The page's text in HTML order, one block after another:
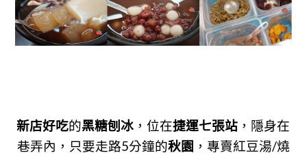
新店好吃的黑糖刨冰 ，位在捷運七張站 ，隱身在
巷弄內，只要走路5分鐘的秋園 ，專賣紅豆湯/燒